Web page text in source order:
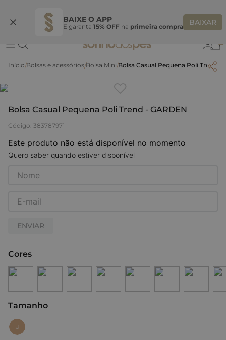
BAIXE O APP
E garanta 15% OFF na primeira compra BAIXAR
Ganhe 10% OFF na coleção utilizando o código do seu vendedor*
Bolsas e acessórios Bolsa Mini Bolsa Casual Pequena Poli Trend -
Bolsa Casual Pequena Poli Trend - GARDEN
Código: 383787971
Este produto não está disponível no momento
Quero saber quando estiver disponível
ENVIAR
Cores
Tamanho
: UU